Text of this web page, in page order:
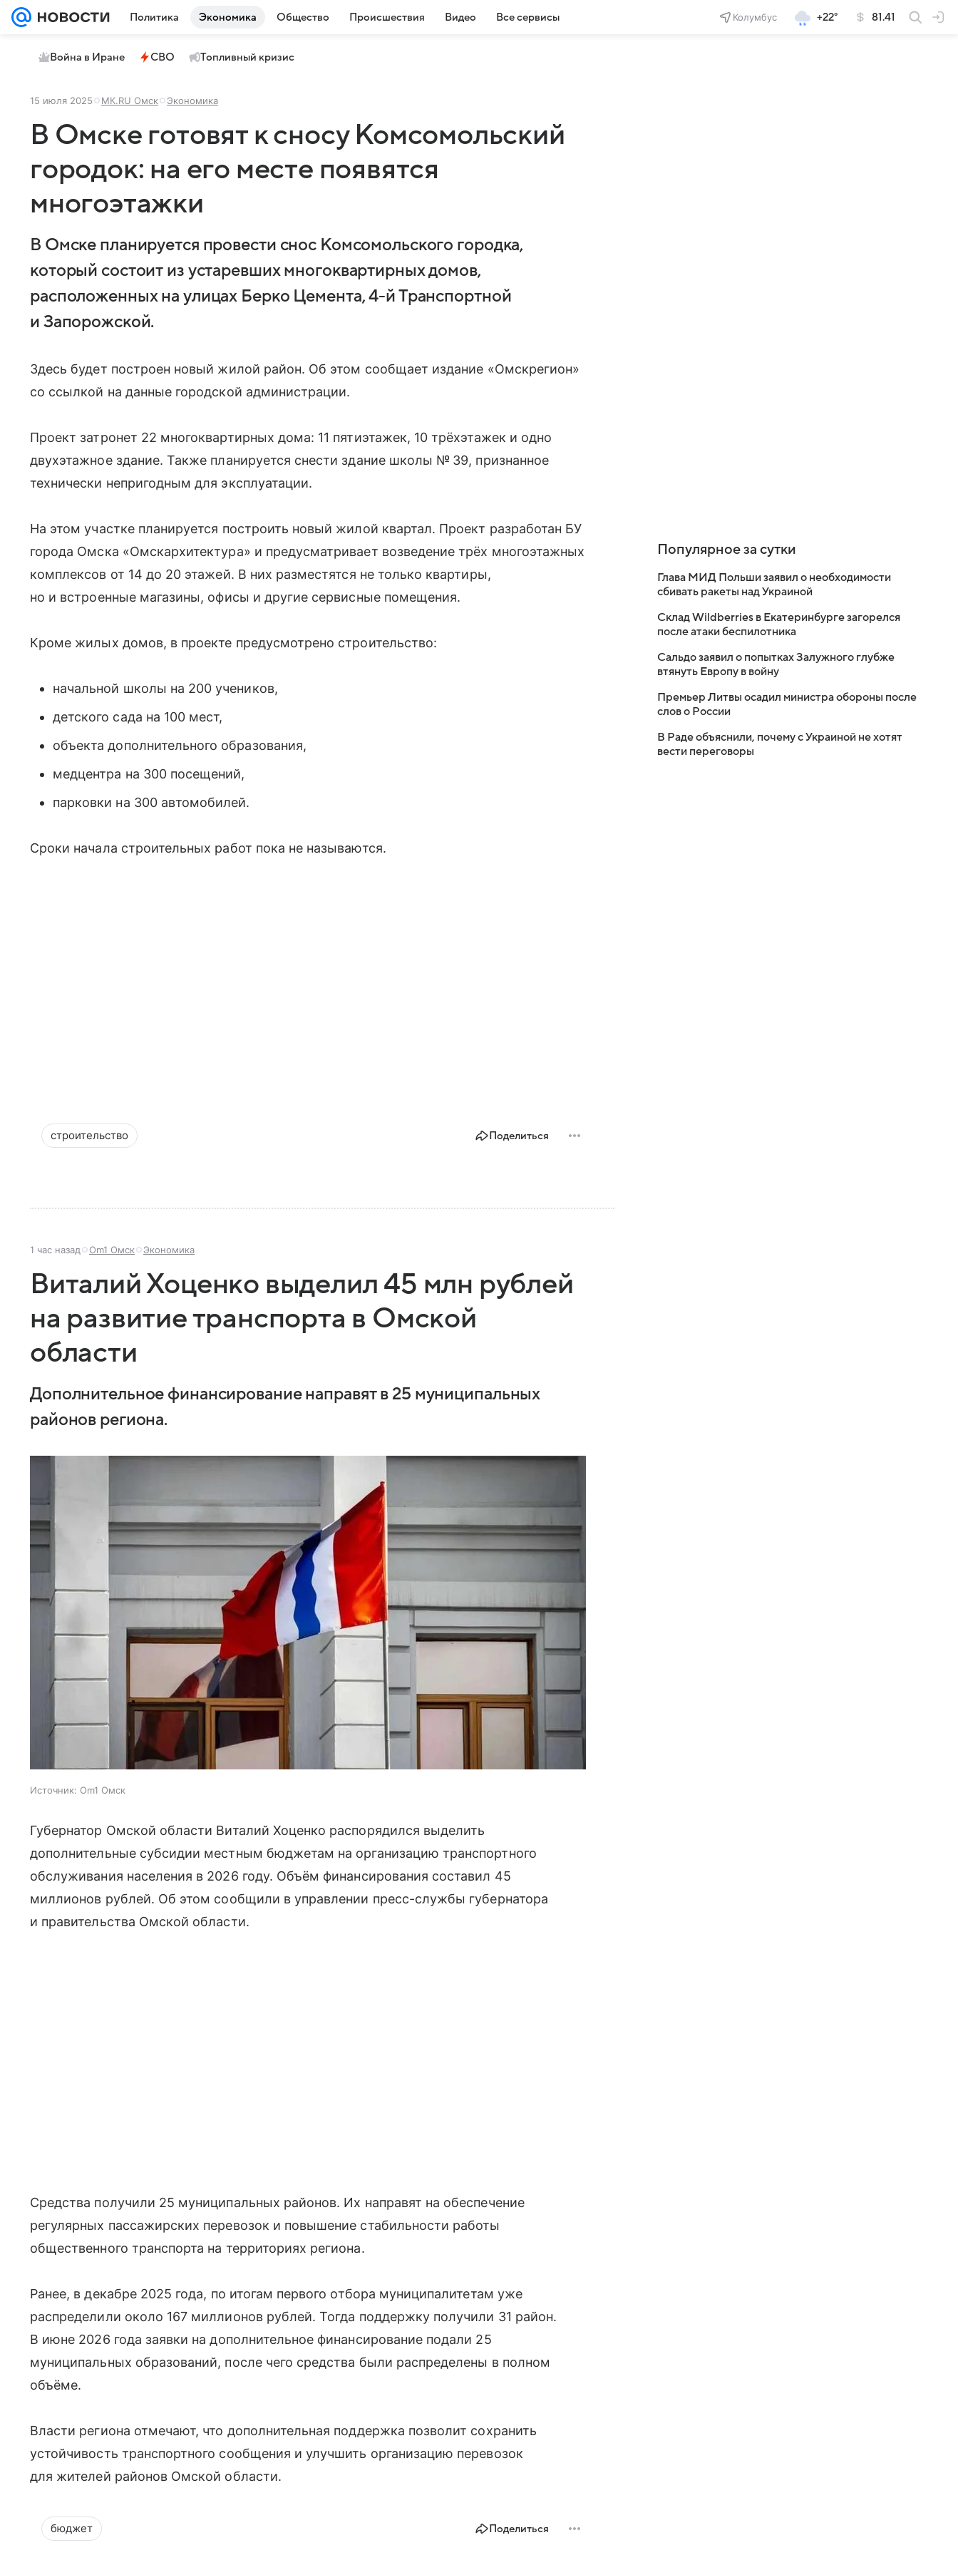
Политика Экономика Общество Происшествия Видео Все сервисы Колумбус +22° 81.41
Война в Иране СВО Топливный кризис
15 июля 2025 МК.RU Омск Экономика
В Омске готовят к сносу Комсомольский
городок: на его месте появятся
многоэтажки
В Омске планируется провести снос Комсомольского городка,
который состоит из устаревших многоквартирных домов,
расположенных на улицах Берко Цемента, 4-й Транспортной
и Запорожской.
Здесь будет построен новый жилой район. Об этом сообщает издание «Омскрегион»
со ссылкой на данные городской администрации.
Проект затронет 22 многоквартирных дома: 11 пятиэтажек, 10 трёхэтажек и одно
двухэтажное здание. Также планируется снести здание школы № 39, признанное
технически непригодным для эксплуатации.
На этом участке планируется построить новый жилой квартал. Проект разработан БУ
города Омска «Омскархитектура» и предусматривает возведение трёх многоэтажных
комплексов от 14 до 20 этажей. В них разместятся не только квартиры,
но и встроенные магазины, офисы и другие сервисные помещения.
Кроме жилых домов, в проекте предусмотрено строительство:
начальной школы на 200 учеников,
детского сада на 100 мест,
объекта дополнительного образования,
медцентра на 300 посещений,
парковки на 300 автомобилей.
Сроки начала строительных работ пока не называются.
строительство Поделиться
1 час назад Om1 Омск Экономика
Виталий Хоценко выделил 45 млн рублей
на развитие транспорта в Омской
области
Дополнительное финансирование направят в 25 муниципальных
районов региона.
Источник: Om1 Омск
Губернатор Омской области Виталий Хоценко распорядился выделить
дополнительные субсидии местным бюджетам на организацию транспортного
обслуживания населения в 2026 году. Объём финансирования составил 45
миллионов рублей. Об этом сообщили в управлении пресс-службы губернатора
и правительства Омской области.
Средства получили 25 муниципальных районов. Их направят на обеспечение
регулярных пассажирских перевозок и повышение стабильности работы
общественного транспорта на территориях региона.
Ранее, в декабре 2025 года, по итогам первого отбора муниципалитетам уже
распределили около 167 миллионов рублей. Тогда поддержку получили 31 район.
В июне 2026 года заявки на дополнительное финансирование подали 25
муниципальных образований, после чего средства были распределены в полном
объёме.
Власти региона отмечают, что дополнительная поддержка позволит сохранить
устойчивость транспортного сообщения и улучшить организацию перевозок
для жителей районов Омской области.
бюджет Поделиться
Популярное за сутки
Глава МИД Польши заявил о необходимости
сбивать ракеты над Украиной
Склад Wildberries в Екатеринбурге загорелся
после атаки беспилотника
Сальдо заявил о попытках Залужного глубже
втянуть Европу в войну
Премьер Литвы осадил министра обороны после
слов о России
В Раде объяснили, почему с Украиной не хотят
вести переговоры